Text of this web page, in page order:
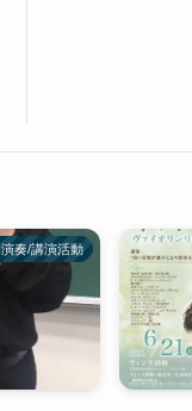
演奏/講演活動